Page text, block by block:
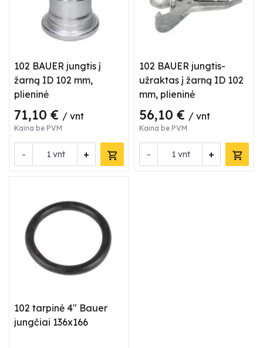
102 BAUER jungtis į
žarną ID 102 mm,
plieninė
71,10 € / vnt
Kaina be PVM
- +
vnt
102 BAUER jungtis-
užraktas į žarną ID 102
mm, plieninė
56,10 € / vnt
Kaina be PVM
- +
vnt
102 tarpinė 4" Bauer
jungčiai 136x166